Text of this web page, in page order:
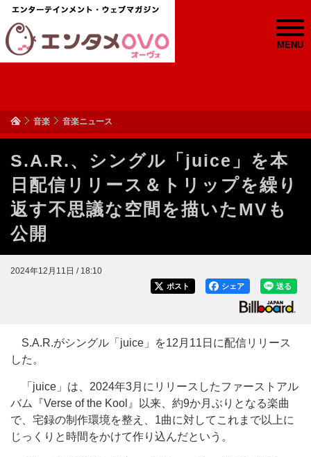
MENU
音楽 音楽ニュース
S.A.R.、シングル「juice」を本
日配信リリース＆トリップを繰り
返す不思議な空間を描いたMVも
公開
2024年12月11日 / 18:10
送る
シェア
ポスト
S.A.R.がシングル「juice」を12月11日に配信リリース
した。
「juice」は、2024年3月にリリースしたファーストアル
バム『Verse of the Kool』以来、約9か月ぶりとなる楽曲
で、宅録の制作環境を整え、1曲に対してこれまで以上に
じっくりと時間をかけて作り込んだという。